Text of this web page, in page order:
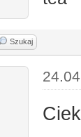
Szukaj